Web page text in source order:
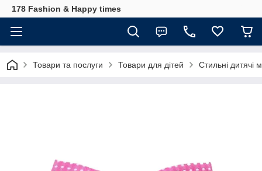
178 Fashion & Happy times
Товари та послуги Товари для дітей Стильні дитячі